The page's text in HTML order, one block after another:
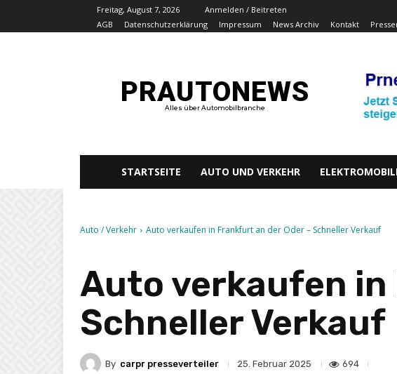
Freitag, August 7, 2026
Anmelden / Beitreten
AGB
Datenschutzerklärung Impressum News Archiv Kontakt
PRAUTONEWS
Alles über Automobilbranche
STARTSEITE AUTO UND VERKEHR
Auto / Verkehr Auto verkaufen in Frankfurt an der Oder – Schneller Verkauf
Auto verkaufen in
Schneller Verkauf
By carpr presseverteiler 25. Februar 2025 694